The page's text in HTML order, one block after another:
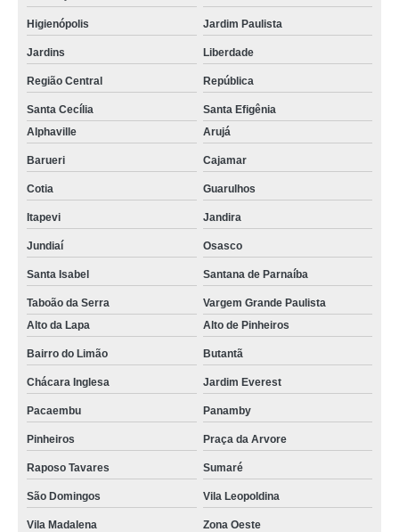
Higienópolis Jardim Paulista
Jardins Liberdade
Região Central República
Santa Cecília
Santa Efigênia
Alphaville
Arujá
Barueri Cajamar
Cotia Guarulhos
Itapevi Jandira
Jundiaí Osasco
Santa Isabel Santana de Parnaíba
Taboão da Serra
Vargem Grande Paulista
Alto da Lapa
Alto de Pinheiros
Bairro do Limão Butantã
Chácara Inglesa Jardim Everest
Pacaembu Panamby
Pinheiros Praça da Arvore
Raposo Tavares Sumaré
São Domingos Vila Leopoldina
Vila Madalena
Zona Oeste